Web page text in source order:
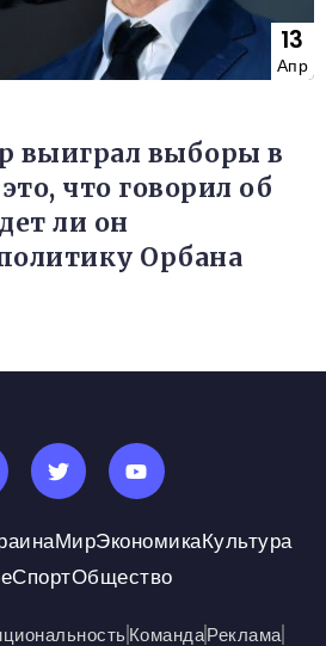
13
Апр
выиграл выборы в
что говорил об
ли он
Орбана
МирЭкономикаКультура
СпортОбщество
КомандаРеклама